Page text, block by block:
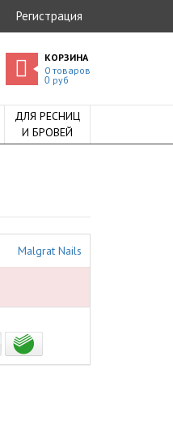
Регистрация
КОРЗИНА
0 товаров
0руб
ДЛЯ РЕСНИЦ
И БРОВЕЙ
Malgrat Nails